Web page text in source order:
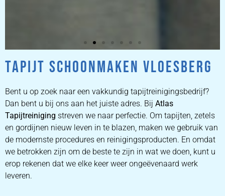
ZETEL
REINIGEN
ZETEL REINIGEN DOOR
PROFESSIONALS
TAPIJT SCHOONMAKEN VLOESBERG
Bent u op zoek naar een vakkundig tapijtreinigingsbedrijf?
Dan bent u bij ons aan het juiste adres. Bij Atlas
Tapijtreiniging streven we naar perfectie. Om tapijten, zetels
en gordijnen nieuw leven in te blazen, maken we gebruik van
de modernste procedures en reinigingsproducten. En omdat
we betrokken zijn om de beste te zijn in wat we doen, kunt u
erop rekenen dat we elke keer weer ongeëvenaard werk
leveren.